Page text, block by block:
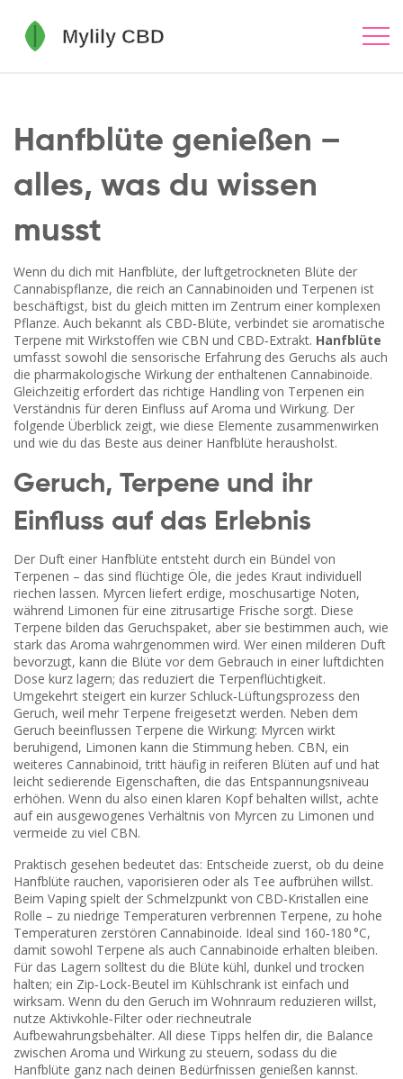
Hanfblüte genießen –
alles, was du wissen
musst
Wenn du dich mit Hanfblüte, der luftgetrockneten Blüte der
Cannabispflanze, die reich an Cannabinoiden und Terpenen ist
beschäftigst, bist du gleich mitten im Zentrum einer komplexen
Pflanze. Auch bekannt als CBD‑Blüte, verbindet sie aromatische
Terpene mit Wirkstoffen wie CBN und CBD‑Extrakt. Hanfblüte
umfasst sowohl die sensorische Erfahrung des Geruchs als auch
die pharmakologische Wirkung der enthaltenen Cannabinoide.
Gleichzeitig erfordert das richtige Handling von Terpenen ein
Verständnis für deren Einfluss auf Aroma und Wirkung. Der
folgende Überblick zeigt, wie diese Elemente zusammenwirken
und wie du das Beste aus deiner Hanfblüte herausholst.
Geruch, Terpene und ihr
Einfluss auf das Erlebnis
Der Duft einer Hanfblüte entsteht durch ein Bündel von
Terpenen – das sind flüchtige Öle, die jedes Kraut individuell
riechen lassen. Myrcen liefert erdige, moschusartige Noten,
während Limonen für eine zitrusartige Frische sorgt. Diese
Terpene bilden das Geruchspaket, aber sie bestimmen auch, wie
stark das Aroma wahrgenommen wird. Wer einen milderen Duft
bevorzugt, kann die Blüte vor dem Gebrauch in einer luftdichten
Dose kurz lagern; das reduziert die Terpenflüchtigkeit.
Umgekehrt steigert ein kurzer Schluck‑Lüftungsprozess den
Geruch, weil mehr Terpene freigesetzt werden. Neben dem
Geruch beeinflussen Terpene die Wirkung: Myrcen wirkt
beruhigend, Limonen kann die Stimmung heben. CBN, ein
weiteres Cannabinoid, tritt häufig in reiferen Blüten auf und hat
leicht sedierende Eigenschaften, die das Entspannungsniveau
erhöhen. Wenn du also einen klaren Kopf behalten willst, achte
auf ein ausgewogenes Verhältnis von Myrcen zu Limonen und
vermeide zu viel CBN.
Praktisch gesehen bedeutet das: Entscheide zuerst, ob du deine
Hanfblüte rauchen, vaporisieren oder als Tee aufbrühen willst.
Beim Vaping spielt der Schmelzpunkt von CBD‑Kristallen eine
Rolle – zu niedrige Temperaturen verbrennen Terpene, zu hohe
Temperaturen zerstören Cannabinoide. Ideal sind 160‑180 °C,
damit sowohl Terpene als auch Cannabinoide erhalten bleiben.
Für das Lagern solltest du die Blüte kühl, dunkel und trocken
halten; ein Zip‑Lock-Beutel im Kühlschrank ist einfach und
wirksam. Wenn du den Geruch im Wohnraum reduzieren willst,
nutze Aktivkohle‑Filter oder riechneutrale
Aufbewahrungsbehälter. All diese Tipps helfen dir, die Balance
zwischen Aroma und Wirkung zu steuern, sodass du die
Hanfblüte ganz nach deinen Bedürfnissen genießen kannst.